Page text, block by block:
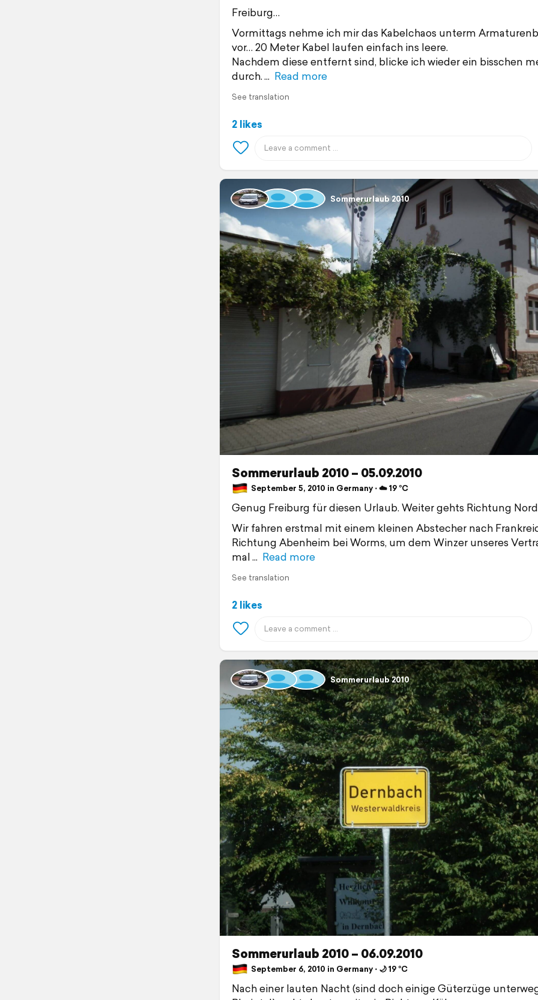
Freiburg…
Vormittags nehme ich mir das Kabelchaos unterm
vor… 20 Meter Kabel laufen einfach ins leere.
Nachdem diese entfernt sind, blicke ich wieder ein bisschen
durch.
Read more
See translation
2 likes
Sommerurlaub 2010
Sommerurlaub 2010 – 05.09.2010
September 5, 2010 in Germany ⋅ ☁️ 19 °C
Genug Freiburg für diesen Urlaub. Weiter gehts Richtung
Wir fahren erstmal mit einem kleinen Abstecher nach
Richtung Abenheim bei Worms, um dem Winzer unseres
mal
Read more
See translation
2 likes
Sommerurlaub 2010
Sommerurlaub 2010 – 06.09.2010
September 6, 2010 in Germany ⋅ 🌙 19 °C
Nach einer lauten Nacht (sind doch einige Güterzüge